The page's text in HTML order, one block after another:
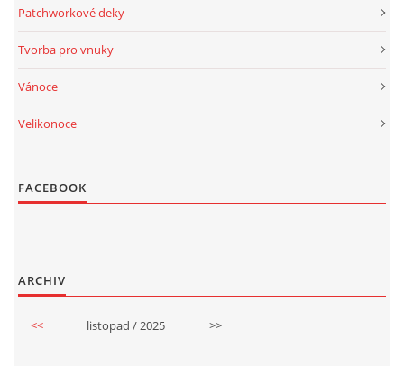
Patchworkové deky
Tvorba pro vnuky
Vánoce
Velikonoce
FACEBOOK
ARCHIV
<< listopad / 2025 >>